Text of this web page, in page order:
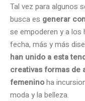
Tal vez para algunos
busca es generar
se empoderen y a los
fecha, más y más
han unido a esta
creativas formas de
femeninoha
moda y la belleza.